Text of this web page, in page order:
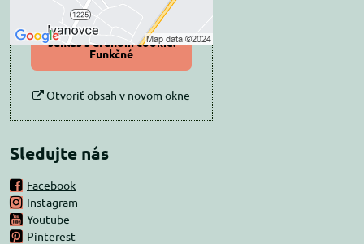
Povoliť a zapamätať -
súhlas s druhom cookie:
Funkčné
Otvoriť obsah v novom okne
Sledujte nás
Facebook
Instagram
Youtube
Pinterest